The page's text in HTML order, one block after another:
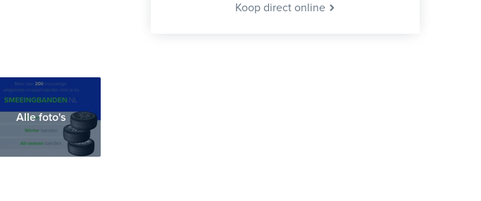
Alle foto's
Koop direct online